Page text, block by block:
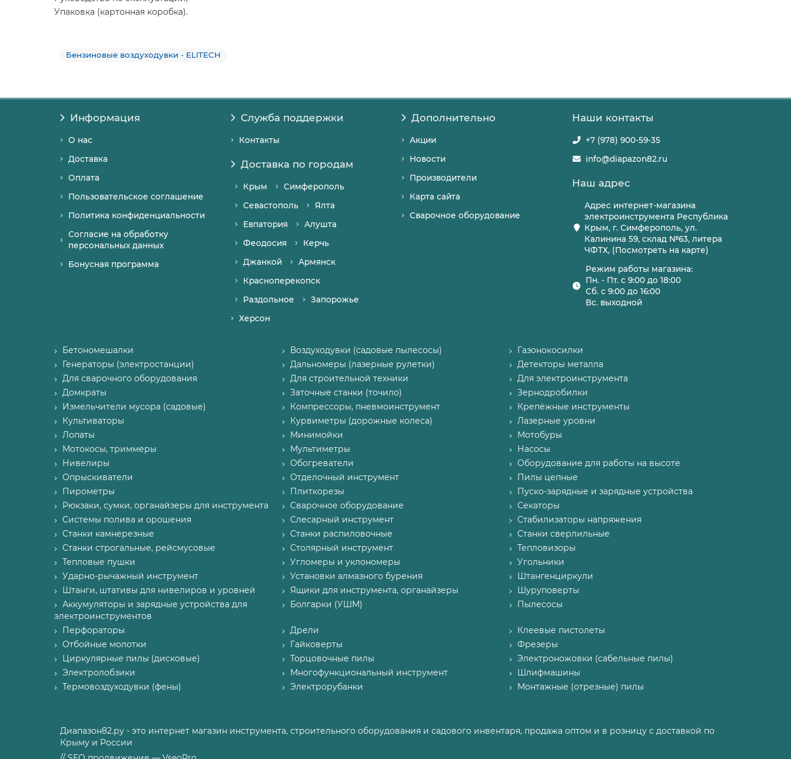
Упаковка (картонная коробка).
Бензиновые воздуходувки - ELITECH
Информация
О нас
Доставка
Оплата
Пользовательское соглашение
Политика конфиденциальности
Согласие на обработку
персональных данных
Бонусная программа
Служба поддержки
Контакты
Доставка по городам
Крым
Симферополь
Севастополь
Ялта
Евпатория
Алушта
Феодосия
Керчь
Джанкой
Армянск
Красноперекопск
Раздольное
Запорожье
Херсон
Дополнительно
Акции
Новости
Производители
Карта сайта
Сварочное оборудование
Наши контакты
+7 (978) 900-59-35
info@diapazon82.ru
Наш адрес
Адрес интернет-магазина
электроинструмента Республика
Крым, г. Симферополь, ул.
Калинина 59, склад №63, литера
ЧФТХ, (Посмотреть на карте)
Режим работы магазина:
Пн. - Пт. с 9:00 до 18:00
Сб. с 9:00 до 16:00
Вс. выходной
Бетономешалки Воздуходувки (садовые пылесосы)
Газонокосилки
Генераторы (электростанции)
Дальномеры (лазерные рулетки)
Детекторы металла
Для сварочного оборудования
Для строительной техники
Для электроинструмента
Домкраты
Заточные станки (точило)
Зернодробилки
Измельчители мусора (садовые)
Компрессоры, пневмоинструмент
Крепёжные инструменты
Культиваторы
Курвиметры (дорожные колеса)
Лазерные уровни
Лопаты
Минимойки
Мотобуры
Мотокосы, триммеры
Мультиметры
Насосы
Нивелиры
Обогреватели
Оборудование для работы на высоте
Опрыскиватели
Отделочный инструмент
Пилы цепные
Пирометры
Плиткорезы
Пуско-зарядные и зарядные устройства
Рюкзаки, сумки, органайзеры для инструмента
Сварочное оборудование
Секаторы
Системы полива и орошения
Слесарный инструмент
Стабилизаторы напряжения
Станки камнерезные
Станки распиловочные
Станки сверлильные
Станки строгальные, рейсмусовые
Столярный инструмент
Тепловизоры
Тепловые пушки
Угломеры и уклономеры
Угольники
Ударно-рычажный инструмент
Установки алмазного бурения
Штангенциркули
Штанги, штативы для нивелиров и уровней
Ящики для инструмента, органайзеры
Шуруповерты
Аккумуляторы и зарядные устройства для
электроинструментов
Болгарки (УШМ) Пылесосы
Перфораторы Дрели
Клеевые пистолеты
Отбойные молотки
Гайковерты
Фрезеры
Циркулярные пилы (дисковые)
Торцовочные пилы
Электроножовки (сабельные пилы)
Электролобзики
Многофункциональный инструмент
Шлифмашины
Термовоздуходувки (фены)
Электрорубанки Монтажные (отрезные) пилы
Диапазон82.ру - это интернет магазин инструмента, строительного оборудования и садового инвентаря, продажа оптом и в розницу с доставкой по
Крыму и России